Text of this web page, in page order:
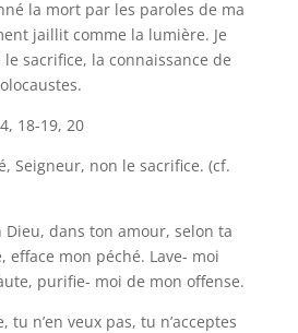
la mort par les paroles de ma
jaillit comme la lumière. Je
sacrifice, la connaissance de
18-19, 20
Seigneur, non le sacrifice. (cf.
dans ton amour, selon ta
efface mon péché. Lave- moi
purifie- moi de mon offense.
tu n’en veux pas, tu n’acceptes